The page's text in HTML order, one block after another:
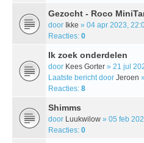
Gezocht - Roco
door Ikke » 04 apr 2023,
Reacties: 0
Ik zoek onderdelen
door Kees Gorter » 21 jul
Laatste bericht door Jeroen »
Reacties: 8
Shimms
door Luukwilow » 05 feb
Reacties: 0